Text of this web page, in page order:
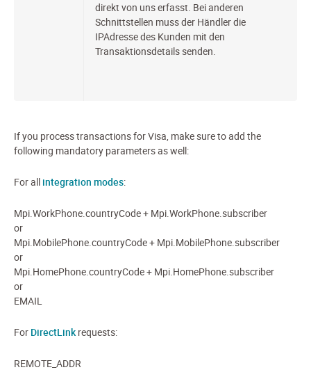
direkt von uns erfasst. Bei anderen
Schnittstellen muss der Händler die
IPAdresse des Kunden mit den
Transaktionsdetails senden.
If you process transactions for Visa, make sure to add the
following mandatory parameters as well:
For all integration modes:
Mpi.WorkPhone.countryCode + Mpi.WorkPhone.subscriber
or
Mpi.MobilePhone.countryCode + Mpi.MobilePhone.subscriber
or
Mpi.HomePhone.countryCode + Mpi.HomePhone.subscriber
or
EMAIL
For DirectLinkrequests:
REMOTE_ADDR